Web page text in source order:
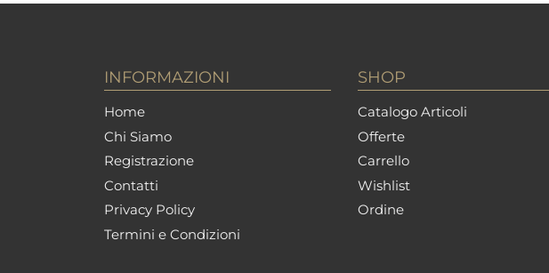
INFORMAZIONI
Home
Chi Siamo
Registrazione
Contatti
Privacy Policy
Termini e Condizioni
SHOP
Catalogo Articoli
Offerte
Carrello
Wishlist
Ordine